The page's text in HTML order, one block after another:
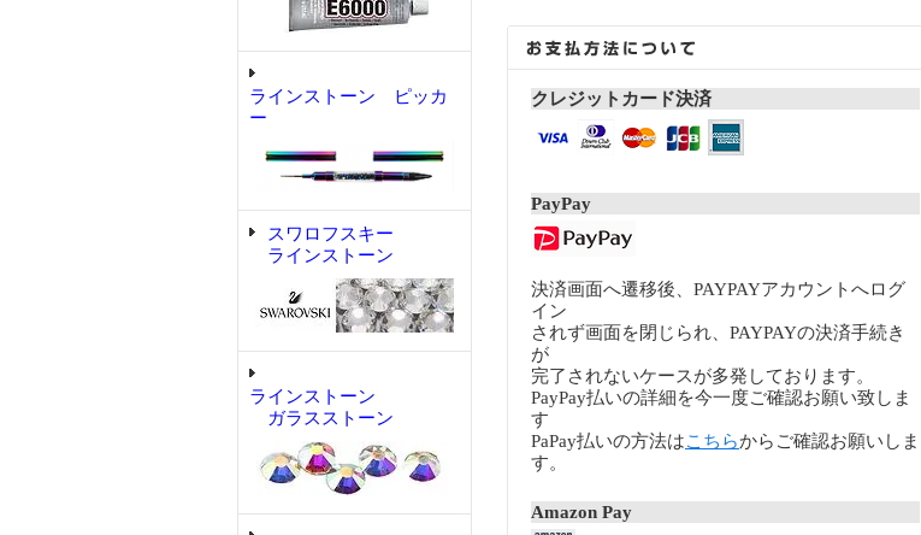
ラインストーン ピッカ
ー
スワロフスキー
ラインストーン
ラインストーン
ガラスストーン
クレジットカード決済
PayPay
決済画面へ遷移後、PAYPAYアカウントへログ
イン
されず画面を閉じられ、PAYPAYの決済手続き
が
完了されないケースが多発しております。
PayPay払いの詳細を今一度ご確認お願い致しま
す
PaPay払いの方法はこちらからご確認お願いしま
す。
Amazon Pay